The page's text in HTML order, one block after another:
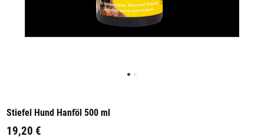
Stiefel Hund Hanföl 500 ml
19,20 €